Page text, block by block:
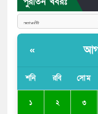
শেখ হাসিনাকে আর
জুলাই কোনো শ্রেণি বা
ইউনূস
আলিয়া মাদ্রাসায় ছাত্রদল-
«
শনি রবি সোম
১ ২ ৩